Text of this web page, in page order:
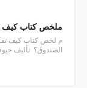
ملخص كتاب كيف
م لخص كتاب كيف
الصندوق؟ تأليف